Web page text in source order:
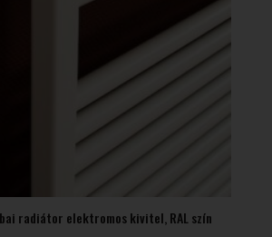
radiátor elektromos kivitel, RAL szín